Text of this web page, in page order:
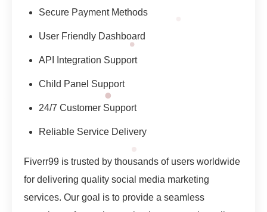
Secure Payment Methods
User Friendly Dashboard
API Integration Support
Child Panel Support
24/7 Customer Support
Reliable Service Delivery
Fiverr99 is trusted by thousands of users worldwide
for delivering quality social media marketing
services. Our goal is to provide a seamless